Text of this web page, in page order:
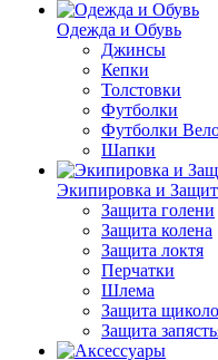
Одежда и Обувь
Джинсы
Кепки
Толстовки
Футболки
Футболки
Шапки
Экипировка и
Защита голени
Защита колена
Защита локтя
Перчатки
Шлема
Защита
Защита